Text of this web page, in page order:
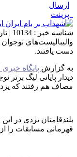
ارسال
پرینت
شناسه خبر : 10134 | تاریخ انتشار : 24 آبان 1404 - 23:36 |
والیبالیست‌های
دست یافتند.
به گزارش پایگاه خبری
دیدار پایانی لیگ برتر
مصاف هم رفتند که
بلندقامتان یزدی در
قهرمانی مسابقات را